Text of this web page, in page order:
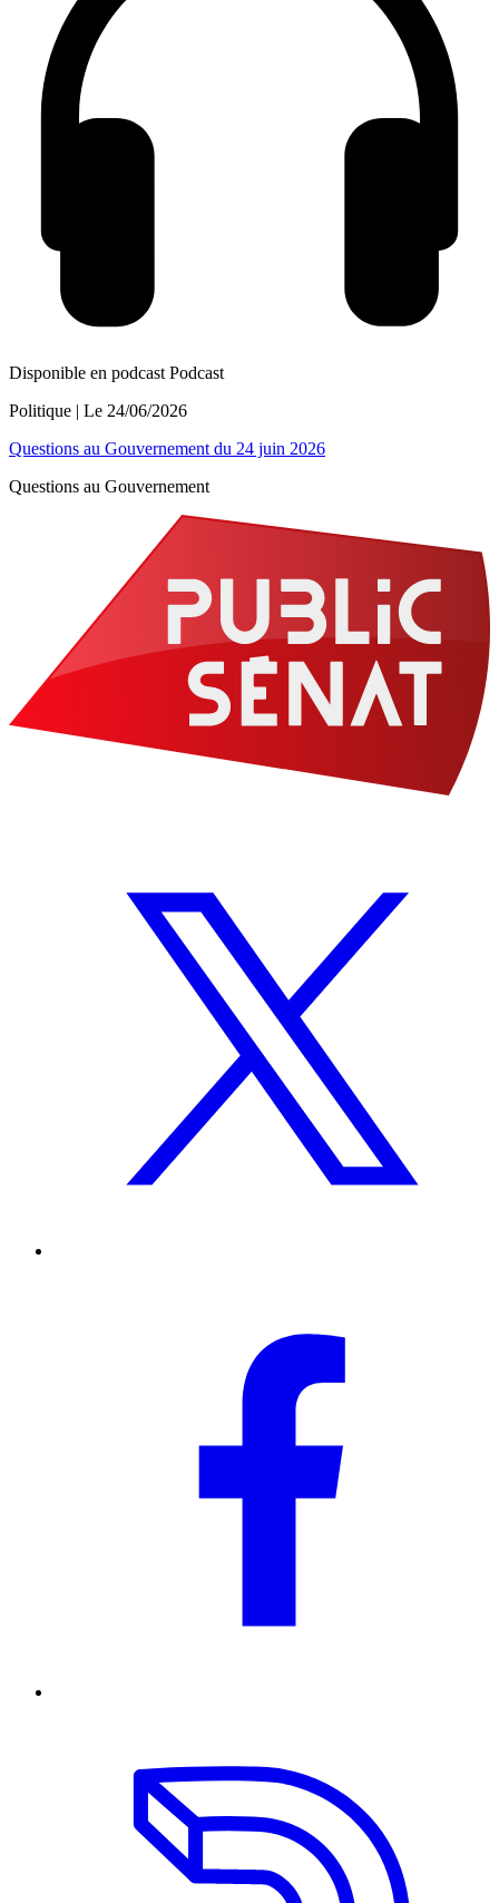
Disponible en podcast Podcast
Politique | Le 24/06/2026
Questions au Gouvernement du 24 juin 2026
Questions au Gouvernement